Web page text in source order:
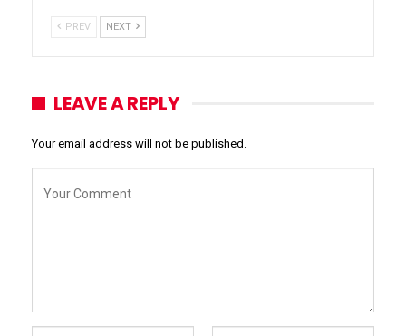
PREV NEXT
LEAVE A REPLY
Your email address will not be published.